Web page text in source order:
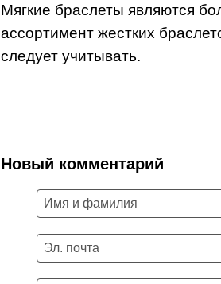
Мягкие браслеты являются
ассортимент жестких
следует учитывать.
Новый комментарий